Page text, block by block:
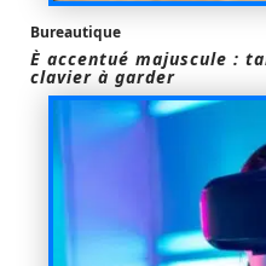
Bureautique
È accentué majuscule :
clavier à garder